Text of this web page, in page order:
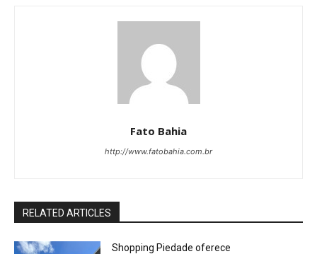
Fato Bahia
http://www.fatobahia.com.br
RELATED ARTICLES
Shopping Piedade oferece